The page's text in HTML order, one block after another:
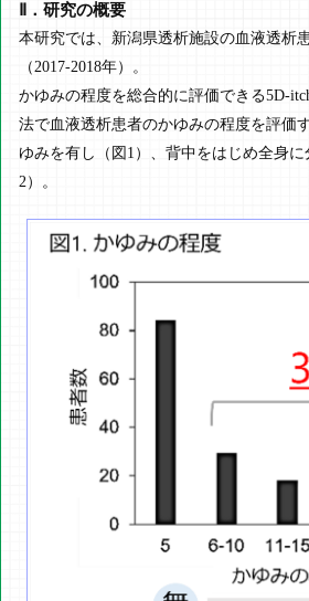
Ⅱ．研究の概要
本研究では、新潟県透析施設の血液透析
（2017-2018年）。
かゆみの程度を総合的に評価できる5D-
法で血液透析患者のかゆみの程度を評価
ゆみを有し（図1）、背中をはじめ全身
2）。